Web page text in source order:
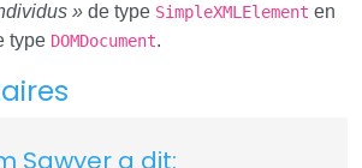
» de type SimpleXMLElement en
type DOMDocument.
Sawyer a dit: